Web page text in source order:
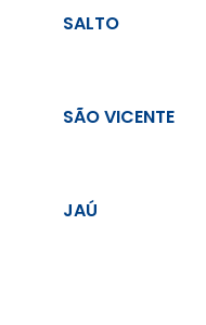
SALTO
SÃO VICENTE
JAÚ